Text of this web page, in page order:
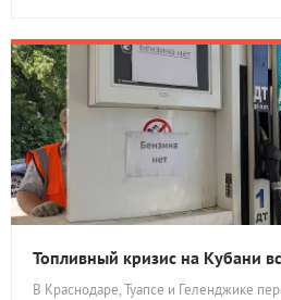
Топливный кризис на Кубани
В Краснодаре, Туапсе и Геленджике